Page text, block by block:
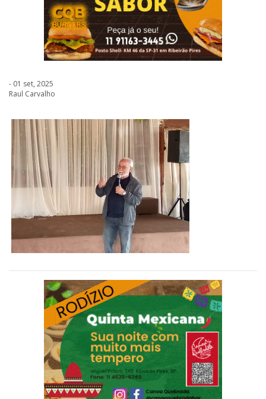
- 01 set, 2025
Raul Carvalho